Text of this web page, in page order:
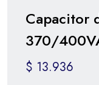
Capacitor
370/
$ 13.936